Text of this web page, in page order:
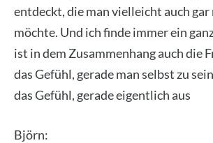
ent­deckt, die man viel­leicht auch gar
möch­te. Und ich fin­de immer ein
ist in dem Zusam­men­hang auch die
das Gefühl, gera­de man selbst zu
das Gefühl, gera­de eigent­lich aus
Björn: